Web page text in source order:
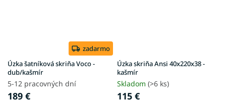
zadarmo
Úzka šatníková skriňa Voco -
dub/kašmír
5-12 pracovných dní
189 €
Úzka skriňa Ansi 40x220x38 -
kašmír
Skladom (>6 ks)
115 €